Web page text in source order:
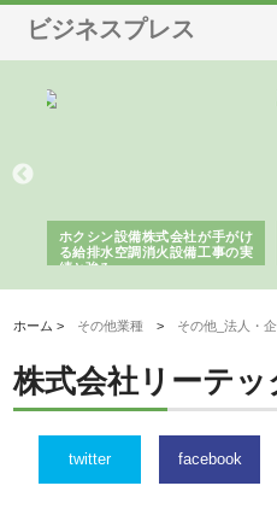
ビジネスプレス
ホクシン設備株式会社が手がけ
る給排水空調消火設備工事の実
績と強み
ホーム > その他業種 > その他_法人・
株式会社リーテッ
twitter facebook